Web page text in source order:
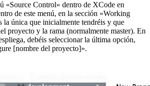
«Source Control» dentro de XCode en
de este menú, en la sección «Working
la única que inicialmente tendréis y que
proyecto y la rama (normalmente master). En
debéis seleccionar la última opción,
[nombre del proyecto]».